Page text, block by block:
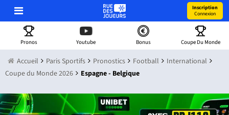
Inscription
Connexion
Pronos Youtube Bonus Coupe Du Monde
Accueil Paris Sportifs Pronostics Football
International
Coupe du Monde 2026
Espagne - Belgique